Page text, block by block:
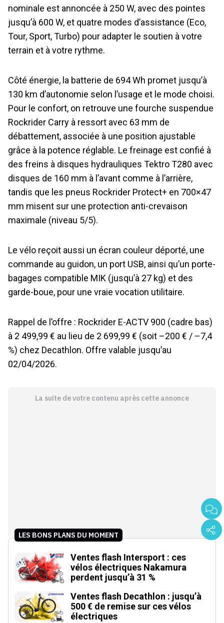
nominale est annoncée à 250 W, avec des pointes
jusqu’à 600 W, et quatre modes d’assistance (Eco,
Tour, Sport, Turbo) pour adapter le soutien à votre
terrain et à votre rythme.
Côté énergie, la batterie de 694 Wh promet jusqu’à
130 km d’autonomie selon l’usage et le mode choisi.
Pour le confort, on retrouve une fourche suspendue
Rockrider Carry à ressort avec 63 mm de
débattement, associée à une position ajustable
grâce à la potence réglable. Le freinage est confié à
des freins à disques hydrauliques Tektro T280 avec
disques de 160 mm à l’avant comme à l’arrière,
tandis que les pneus Rockrider Protect+ en 700×47
mm misent sur une protection anti-crevaison
maximale (niveau 5/5).
Le vélo reçoit aussi un écran couleur déporté, une
commande au guidon, un port USB, ainsi qu’un porte-
bagages compatible MIK (jusqu’à 27 kg) et des
garde-boue, pour une vraie vocation utilitaire.
Rappel de l’offre : Rockrider E-ACTV 900 (cadre bas)
à 2 499,99 € au lieu de 2 699,99 € (soit –200 € / –7,4
%) chez Decathlon. Offre valable jusqu’au
02/04/2026.
La suite de votre contenu après cette annonce
LES BONS PLANS DU MOMENT
Ventes flash Intersport : ces
vélos électriques Nakamura
perdent jusqu’à 31 %
Ventes flash Decathlon : jusqu’à
500 € de remise sur ces vélos
électriques